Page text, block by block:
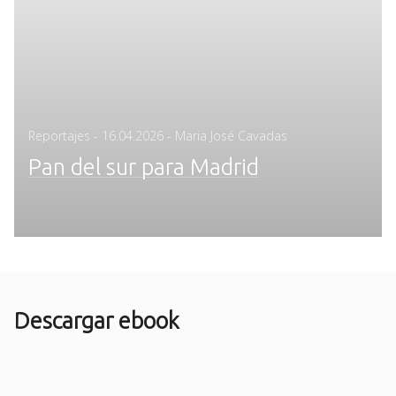
Reportajes - Posted
16.04.2026 - Maria José Cavadas
Pan del sur para Madrid
Descargar ebook